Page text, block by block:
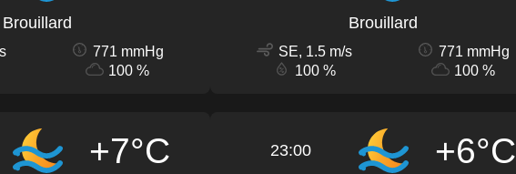
Brouillard
771 mmHg
100 %
Brouillard
SE, 1.5 m/s
771 mmHg
100 %
100 %
+7°C 23:00 +6°C